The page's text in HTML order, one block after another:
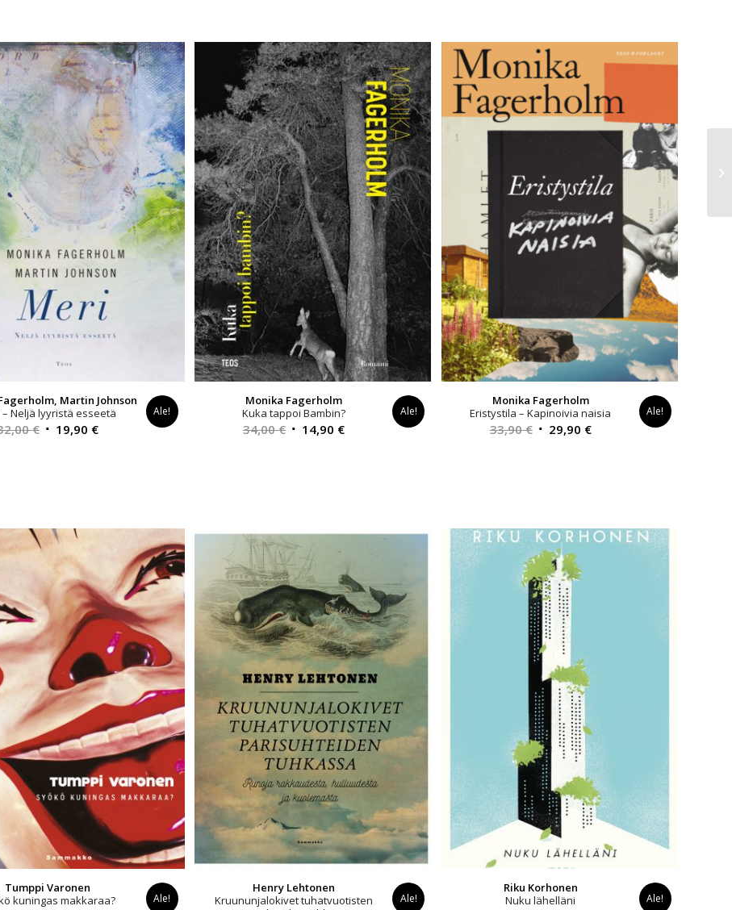
Martin Johnson
– Neljä lyyristä esseetä
€ Alkuperäinen
19,90 €Nykyinen
Ale!
Monika Fagerholm
Kuka tappoi Bambin?
34,00€ Alkuperäinen
14,90 €Nykyinen
Ale!
Monika Fagerholm
Eristystila – Kapinoivia naisia
33,90€ Alkuperäinen
29,90 €Nykyinen
Ale!
Tumppi Varonen
kuningas makkaraa?
Ale!
Henry Lehtonen
Kruununjalokivet tuhatvuotisten
Ale!
Riku Korhonen
Nuku lähelläni
Ale!